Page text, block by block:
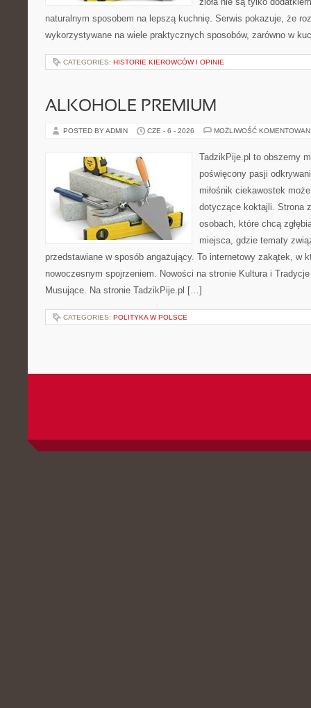
naturalnym sposobem na lepszą kuchnię. Serwis pokazuje, że
wykorzystywane na wiele praktycznych sposobów, zarówno w
CATEGORIES: HISTORIE KIEROWCÓW I OPINIE
ALKOHOLE PREMIUM
POSTED BY ADMIN CZE - 6 - 2026 MOŻLIWOŚĆ
TadzikPije.pl to obszerny
poświęcony pasji
miłośnik ciekawostek
dotyczące koktajli. Strona
osobach, które chcą
miejsca, gdzie tematy
przedstawiane w sposób angażujący. To internetowy zakątek, w
nowoczesnym spojrzeniem. Nowości na stronie Kultura i
Musujące. Na stronie TadzikPije.pl […]
CATEGORIES: POLITYKA W POLSCE